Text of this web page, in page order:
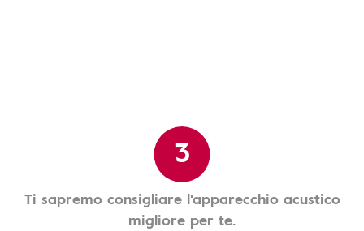
3
Ti sapremo consigliare l'apparecchio acustico
migliore per te.